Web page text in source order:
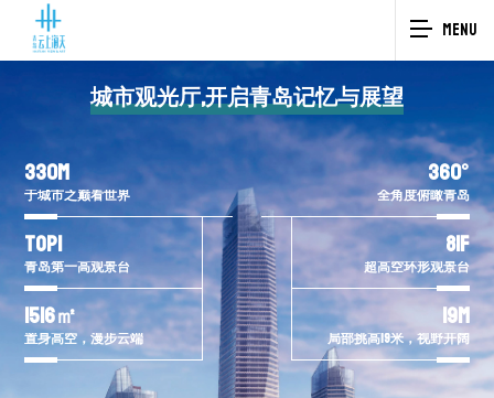
MENU
城市观光厅,开启青岛记忆与展望
330M
于城市之巅看世界
TOP1
青岛第一高观景台
1516㎡
置身高空，漫步云端
360°
全角度俯瞰青岛
81F
超高空环形观景台
19M
局部挑高19米，视野开阔